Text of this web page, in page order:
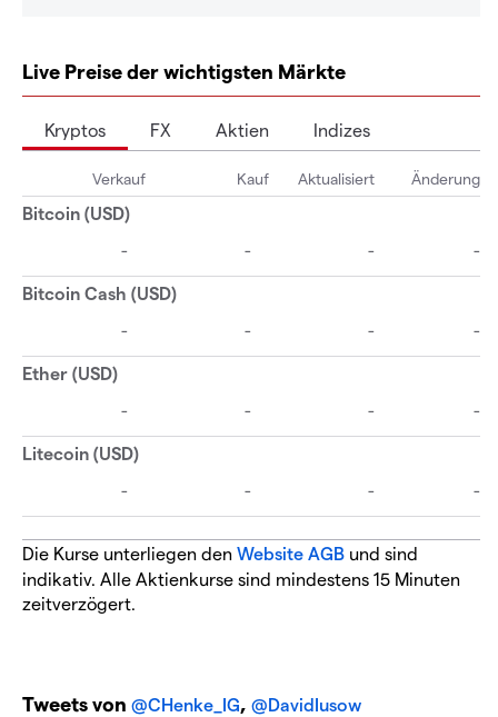
Live Preise der wichtigsten Märkte
Kryptos FX Aktien Indizes
Die Kurse unterliegen den Website AGB und sind
indikativ. Alle Aktienkurse sind mindestens 15 Minuten
zeitverzögert.
Tweets von @CHenke_IG, @DavidIusow